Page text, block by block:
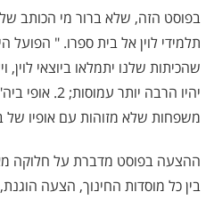
בפוסט הזה, שלא ברור מי הכותב
תלמידי לוין אל בית ספרו. " הפועל
יהיו הרבה יותר
משפחות שלא מזוהות עם אופיו של
ההצעה בפוסט מדברת על חלוקה
בין כל מוסדות החינוך, הצעה